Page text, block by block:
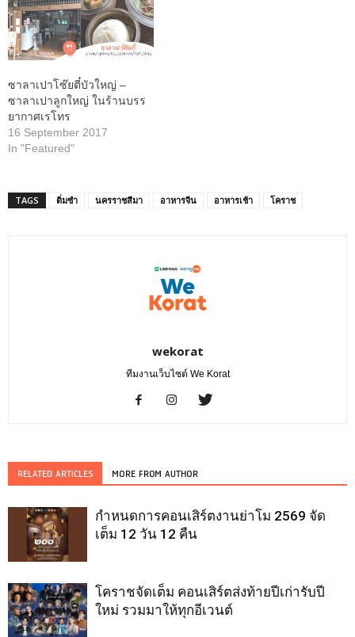
ซาลาเปาโซ๊ยตี๋บัวใหญ่ –
ซาลาเปาลูกใหญ่ ในร้านบรร
ยากาศเรโทร
16 September 2017
In "Featured"
TAGS ติ่มซำ นครราชสีมา อาหารจีน อาหารเช้า โคราช
wekorat
ทีมงานเว็บไซต์ We Korat
RELATED ARTICLES MORE FROM AUTHOR
กำหนดการคอนเสิร์ตงานย่าโม 2569 จัด
เต็ม 12 วัน 12 คืน
โคราชจัดเต็ม คอนเสิร์ตส่งท้ายปีเก่ารับปี
ใหม่ รวมมาให้ทุกอีเวนต์